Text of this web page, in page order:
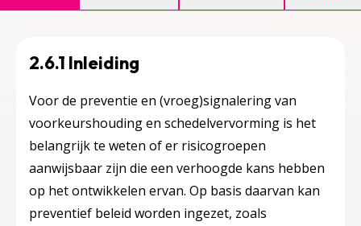
2.6.1 Inleiding
Voor de preventie en (vroeg)signalering van
voorkeurshouding en schedelvervorming is het
belangrijk te weten of er risicogroepen
aanwijsbaar zijn die een verhoogde kans hebben
op het ontwikkelen ervan. Op basis daarvan kan
preventief beleid worden ingezet, zoals